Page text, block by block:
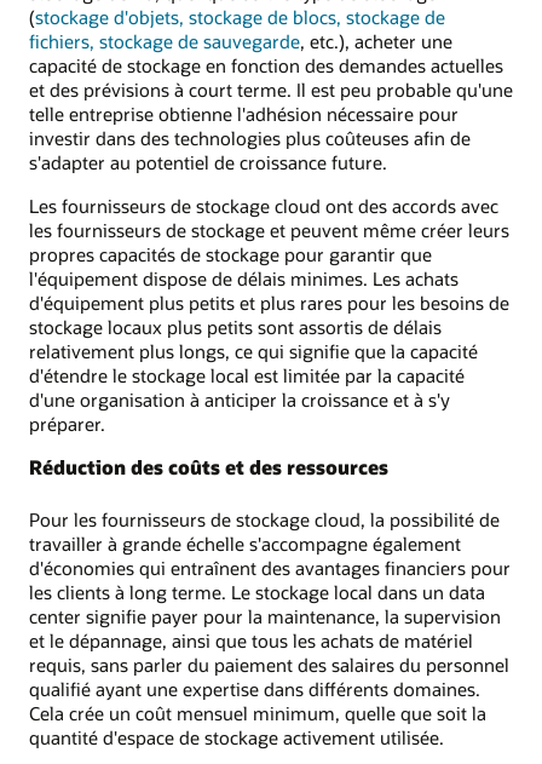
(stockage d'objets, stockage de blocs, stockage de
fichiers, stockage de sauvegarde, etc.), acheter une
capacité de stockage en fonction des demandes actuelles
et des prévisions à court terme. Il est peu probable qu'une
telle entreprise obtienne l'adhésion nécessaire pour
investir dans des technologies plus coûteuses afin de
s'adapter au potentiel de croissance future.
Les fournisseurs de stockage cloud ont des accords avec
les fournisseurs de stockage et peuvent même créer leurs
propres capacités de stockage pour garantir que
l'équipement dispose de délais minimes. Les achats
d'équipement plus petits et plus rares pour les besoins de
stockage locaux plus petits sont assortis de délais
relativement plus longs, ce qui signifie que la capacité
d'étendre le stockage local est limitée par la capacité
d'une organisation à anticiper la croissance et à s'y
préparer.
Réduction des coûts et des ressources
Pour les fournisseurs de stockage cloud, la possibilité de
travailler à grande échelle s'accompagne également
d'économies qui entraînent des avantages financiers pour
les clients à long terme. Le stockage local dans un data
center signifie payer pour la maintenance, la supervision
et le dépannage, ainsi que tous les achats de matériel
requis, sans parler du paiement des salaires du personnel
qualifié ayant une expertise dans différents domaines.
Cela crée un coût mensuel minimum, quelle que soit la
quantité d'espace de stockage activement utilisée.